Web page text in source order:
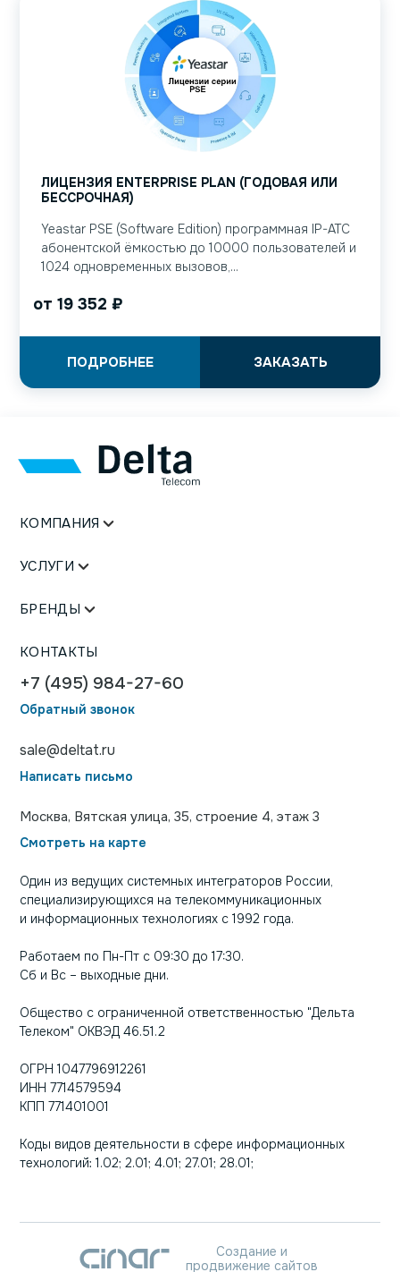
ЛИЦЕНЗИЯ ENTERPRISE PLAN (ГОДОВАЯ ИЛИ
БЕССРОЧНАЯ)
Yeastar PSE (Software Edition) программная IP-АТС
абонентской ёмкостью до 10000 пользователей и
1024 одновременных вызовов,...
от 19 352 ₽
ЗАКАЗАТЬ
ПОДРОБНЕЕ
КОМПАНИЯ
УСЛУГИ
БРЕНДЫ
КОНТАКТЫ
+7 (495) 984-27-60
Обратный звонок
sale@deltat.ru
Написать письмо
Москва, Вятская улица, 35, строение 4, этаж 3
Смотреть на карте
Один из ведущих системных интеграторов России,
специализирующихся на телекоммуникационных
и информационных технологиях с 1992 года.
Работаем по Пн-Пт с 09:30 до 17:30.
Сб и Вс – выходные дни.
Общество с ограниченной ответственностью "Дельта
Телеком" ОКВЭД 46.51.2
ОГРН 1047796912261
ИНН 7714579594
КПП 771401001
Коды видов деятельности в сфере информационных
технологий: 1.02; 2.01; 4.01; 27.01; 28.01;
Создание и
продвижение сайтов